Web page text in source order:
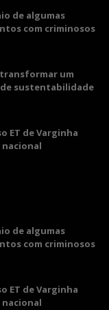
de algumas
com criminosos
um
sustentabilidade
ET de Varginha
de algumas
com criminosos
ET de Varginha